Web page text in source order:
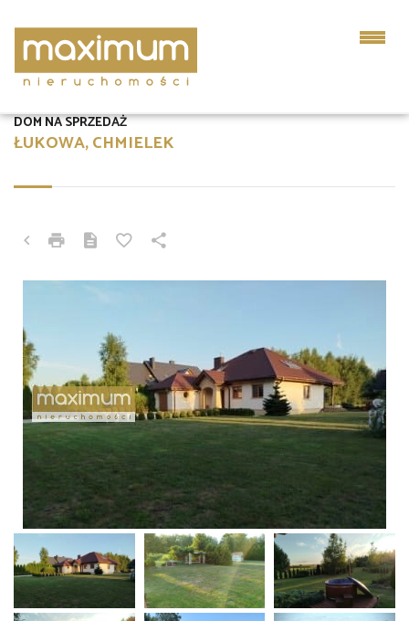
ŁUKOWA, CHMIELEK
DOM NA SPRZEDAŻ